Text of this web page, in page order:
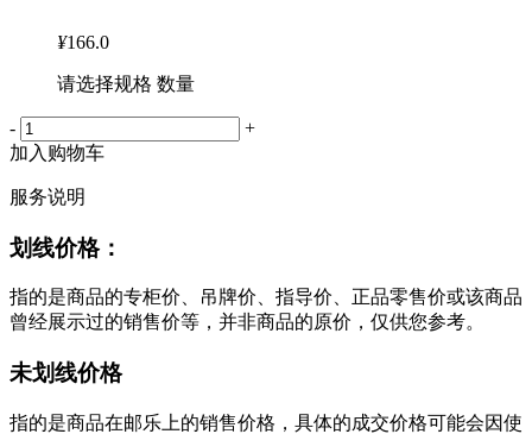
¥166.0
请选择规格 数量
-
+
加入购物车
服务说明
划线价格：
指的是商品的专柜价、吊牌价、指导价、正品零售价或该商品
曾经展示过的销售价等，并非商品的原价，仅供您参考。
未划线价格
指的是商品在邮乐上的销售价格，具体的成交价格可能会因使